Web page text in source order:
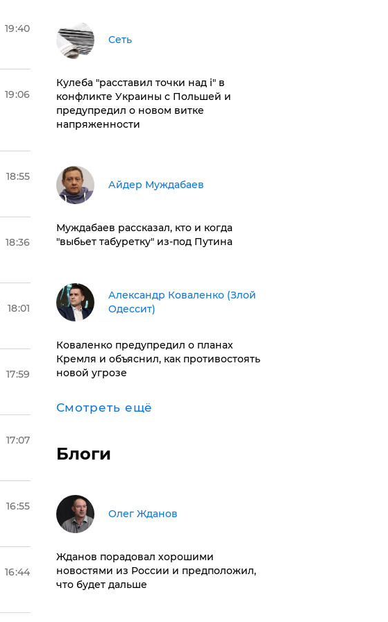
19:40
19:06
18:55
18:36
18:01
17:59
17:07
16:55
16:44
Сеть
Кулеба "расставил точки над і" в
конфликте Украины с Польшей и
предупредил о новом витке
напряженности
Айдер Муждабаев
Муждабаев рассказал, кто и когда
"выбьет табуретку" из-под Путина
Александр Коваленко (Злой
Одессит)
Коваленко предупредил о планах
Кремля и объяснил, как противостоять
новой угрозе
Смотреть ещё
Блоги
Олег Жданов
Жданов порадовал хорошими
новостями из России и предположил,
что будет дальше